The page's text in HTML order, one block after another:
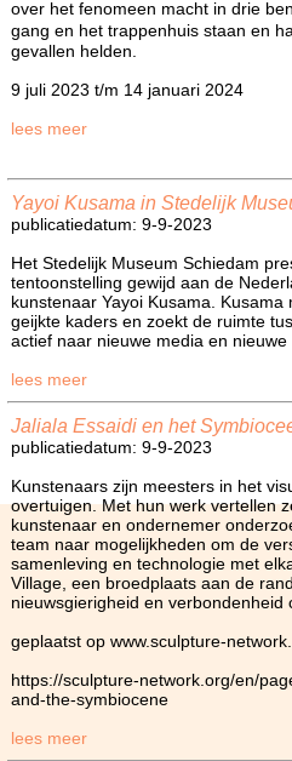
over het fenomeen macht in drie
gang en het trappenhuis staan en
gevallen helden.
9 juli 2023 t/m 14 januari 2024
lees meer
Yayoi Kusama in Stedelijk
publicatiedatum: 9-9-2023
Het Stedelijk Museum Schiedam
tentoonstelling gewijd aan de
kunstenaar Yayoi Kusama.
geijkte kaders en zoekt de ruimte
actief naar nieuwe media en
lees meer
Jaliala Essaidi en het
publicatiedatum: 9-9-2023
Kunstenaars zijn meesters in het
overtuigen. Met hun werk vertellen
kunstenaar en ondernemer
team naar mogelijkheden om de
samenleving en technologie met
Village, een broedplaats aan de
nieuwsgierigheid en verbondenheid
geplaatst op www.sculpture-
https://sculpture-network.org/en/
and-the-symbiocene
lees meer